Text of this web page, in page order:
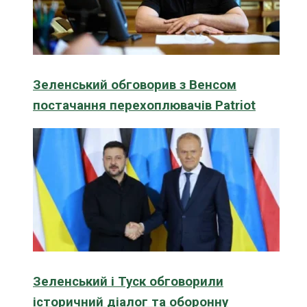
Зеленський обговорив з Венсом
постачання перехоплювачів Patriot
Зеленський і Туск обговорили
історичний діалог та оборонну